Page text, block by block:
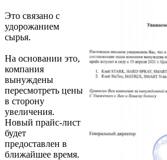
Это связано с
удорожанием
сырья.
На основании это,
компания
вынуждены
пересмотреть цены
в сторону
увеличения.
Новый прайс-лист
будет
предоставлен в
ближайшее время.